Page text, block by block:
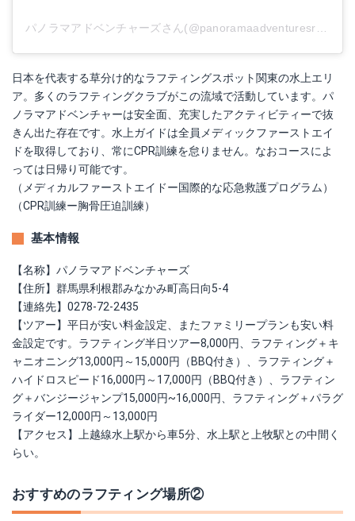
日本を代表する草分け的なラフティングスポット関東の水上エリ
ア。多くのラフティングクラブがこの流域で活動しています。パ
ノラマアドベンチャーは安全面、充実したアクティビティーで抜
きん出た存在です。水上ガイドは全員メディックファーストエイ
ドを取得しており、常にCPR訓練を怠りません。なおコースによ
っては日帰り可能です。
（メディカルファーストエイドー国際的な応急救護プログラム）
（CPR訓練ー胸骨圧迫訓練）
基本情報
【名称】パノラマアドベンチャーズ
【住所】群馬県利根郡みなかみ町高日向5-4
【連絡先】0278-72-2435
【ツアー】平日が安い料金設定、またファミリープランも安い料
金設定です。ラフティング半日ツアー8,000円、ラフティング＋キ
ャニオニング13,000円～15,000円（BBQ付き）、ラフティング＋
ハイドロスピード16,000円～17,000円（BBQ付き）、ラフティン
グ＋バンジージャンプ15,000円~16,000円、ラフティング＋パラグ
ライダー12,000円～13,000円
【アクセス】上越線水上駅から車5分、水上駅と上牧駅との中間く
らい。
おすすめのラフティング場所②